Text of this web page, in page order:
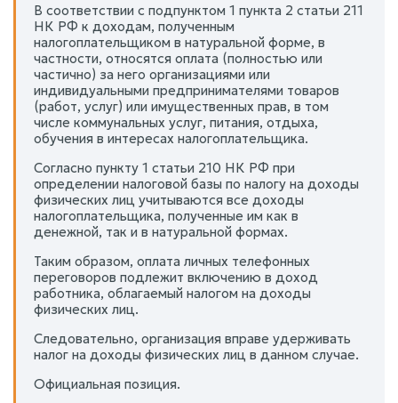
В соответствии с подпунктом 1 пункта 2 статьи 211
НК РФ к доходам, полученным
налогоплательщиком в натуральной форме, в
частности, относятся оплата (полностью или
частично) за него организациями или
индивидуальными предпринимателями товаров
(работ, услуг) или имущественных прав, в том
числе коммунальных услуг, питания, отдыха,
обучения в интересах налогоплательщика.
Согласно пункту 1 статьи 210 НК РФ при
определении налоговой базы по налогу на доходы
физических лиц учитываются все доходы
налогоплательщика, полученные им как в
денежной, так и в натуральной формах.
Таким образом, оплата личных телефонных
переговоров подлежит включению в доход
работника, облагаемый налогом на доходы
физических лиц.
Следовательно, организация вправе удерживать
налог на доходы физических лиц в данном случае.
Официальная позиция.